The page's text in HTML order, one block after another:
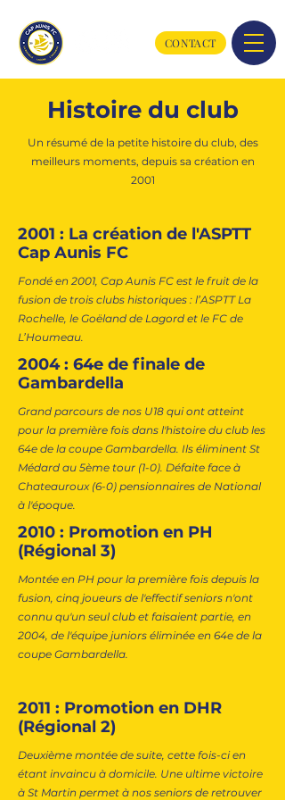
CONTACT
Histoire du club
Un résumé de la petite histoire du club, des
meilleurs moments, depuis sa création en
2001
2001 : La création de l'ASPTT
Cap Aunis FC
Fondé en 2001, Cap Aunis FC est le fruit de la
fusion de trois clubs historiques : l’ASPTT La
Rochelle, le Goëland de Lagord et le FC de
L’Houmeau.
2004 : 64e de finale de
Gambardella
Grand parcours de nos U18 qui ont atteint
pour la première fois dans l'histoire du club les
64e de la coupe Gambardella. Ils éliminent St
Médard au 5ème tour (1-0). Défaite face à
Chateauroux (6-0) pensionnaires de National
à l'époque.
2010 : Promotion en PH
(Régional 3)
Montée en PH pour la première fois depuis la
fusion, cinq joueurs de l'effectif seniors n'ont
connu qu'un seul club et faisaient partie, en
2004, de l'équipe juniors éliminée en 64e de la
coupe Gambardella.
2011 : Promotion en DHR
(Régional 2)
Deuxième montée de suite, cette fois-ci en
étant invaincu à domicile. Une ultime victoire
à St Martin permet à nos seniors de retrouver